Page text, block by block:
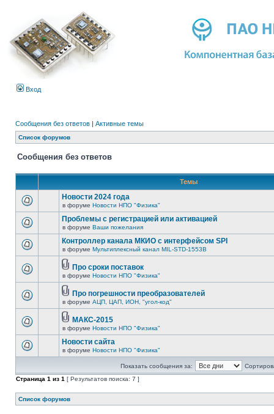
Вход
Сообщения без ответов | Активные темы
Список форумов
Сообщения без ответов
Темы
Новости 2024 года
в форуме Новости НПО "Физика"
Проблемы с регистрацией или активацией
в форуме Ваши пожелания
Контроллер канала МКИО с интерфейсом SPI
в форуме Мультиплексный канал MIL-STD-1553B
Про сроки поставок
в форуме Новости НПО "Физика"
Про погрешности преобразователей
в форуме АЦП, ЦАП, ИОН, "угол-код"
МАКС-2015
в форуме Новости НПО "Физика"
Новости сайта
в форуме Новости НПО "Физика"
Показать сообщения за:
Страница 1 из 1 [ Результатов поиска: 7 ]
Список форумов